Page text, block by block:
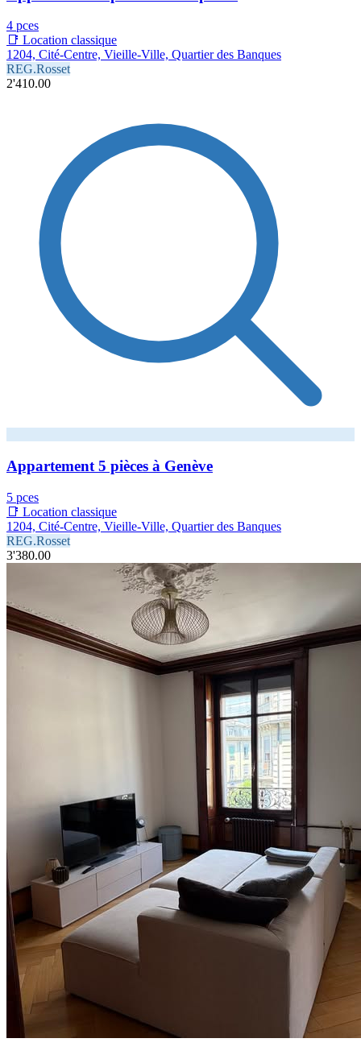
4 pces
📑 Location classique
1204, Cité-Centre, Vieille-Ville, Quartier des Banques
REG.Rosset
2'410.00
Appartement 5 pièces à Genève
5 pces
📑 Location classique
1204, Cité-Centre, Vieille-Ville, Quartier des Banques
REG.Rosset
3'380.00